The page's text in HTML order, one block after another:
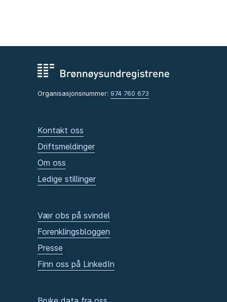
Organisasjonsnummer: 974 760 673
Kontakt oss
Driftsmeldinger
Om oss
Ledige stillinger
Vær obs på svindel
Forenklingsbloggen
Presse
Finn oss på LinkedIn